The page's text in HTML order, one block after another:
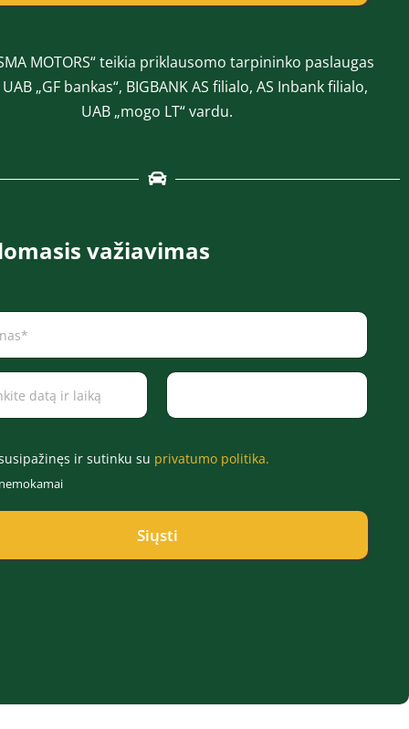
MOTORS“ teikia priklausomo tarpininko paslaugas
„GF bankas“, BIGBANK AS filialo, AS Inbank filialo,
UAB „mogo LT“ vardu.
važiavimas
ir sutinku su privatumo politika.
Siųsti